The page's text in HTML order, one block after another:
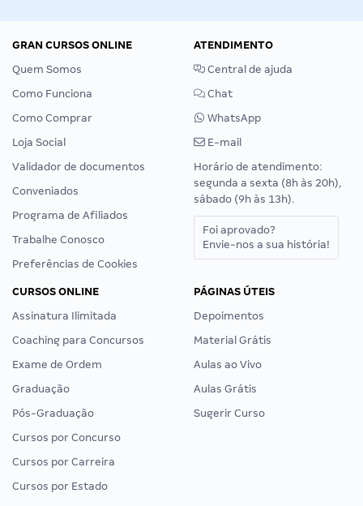
GRAN CURSOS ONLINE
Quem Somos
Como Funciona
Como Comprar
Loja Social
Validador de documentos
Conveniados
Programa de Afiliados
Trabalhe Conosco
Preferências de Cookies
ATENDIMENTO
Central de ajuda
Chat
WhatsApp
E-mail
Horário de atendimento:
segunda a sexta (8h às 20h),
sábado (9h às 13h).
Foi aprovado?
Envie-nos a sua história!
CURSOS ONLINE
Assinatura Ilimitada
Coaching para Concursos
Exame de Ordem
Graduação
Pós-Graduação
Cursos por Concurso
Cursos por Carreira
Cursos por Estado
PÁGINAS ÚTEIS
Depoimentos
Material Grátis
Aulas ao Vivo
Aulas Grátis
Sugerir Curso